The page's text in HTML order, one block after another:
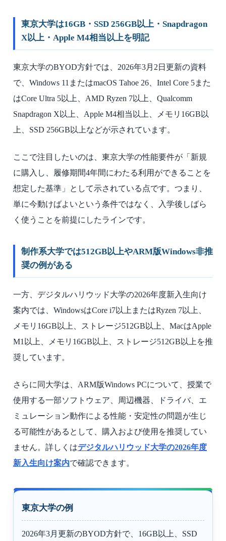
東京大学は16GB・SSD 256GB以上・Snapdragon
X以上・Apple M4相当以上を明記
東京大学のBYOD方針では、2026年3月2日更新の資料
で、Windows 11またはmacOS Tahoe 26、Intel Core 5また
はCore Ultra 5以上、AMD Ryzen 7以上、Qualcomm
Snapdragon X以上、Apple M4相当以上、メモリ16GB以
上、SSD 256GB以上などが示されています。
ここで注目したいのは、東京大学の性能要件が「新規
に購入し、履修期間4年間にわたる利用ができることを
想定した基準」として示されている点です。つまり、
単に今動けばよいという条件ではなく、入学後しばら
く使うことを前提にしたラインです。
制作系大学では512GB以上やARM版Windows非推
奨の例がある
一方、デジタルハリウッド大学の2026年度新入生向け
案内では、WindowsはCore i7以上またはRyzen 7以上、
メモリ16GB以上、ストレージ512GB以上、MacはApple
M1以上、メモリ16GB以上、ストレージ512GB以上を推
奨しています。
さらに同大学は、ARM版Windows PCについて、授業で
使用する一部ソフトウェア、周辺機器、ドライバ、エ
ミュレーション動作による性能・安定性の問題が生じ
る可能性があるとして、購入および使用を推奨してい
ません。詳しくはデジタルハリウッド大学の2026年度
新入生向け案内で確認できます。
東京大学の例
2026年3月更新のBYOD方針で、16GB以上、SSD